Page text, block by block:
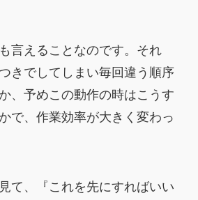
言えることなのです。それ
きでしてしまい毎回違う順序
、予めこの動作の時はこうす
で、作業効率が大きく変わっ
て、『これを先にすればいい